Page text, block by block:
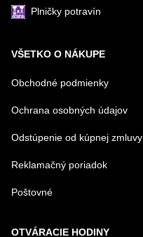
Plničky potravín
VŠETKO O NÁKUPE
Obchodné podmienky
Ochrana osobných údajov
Odstúpenie od kúpnej zmluvy
Reklamačný poriadok
Poštovné
OTVÁRACIE HODINY